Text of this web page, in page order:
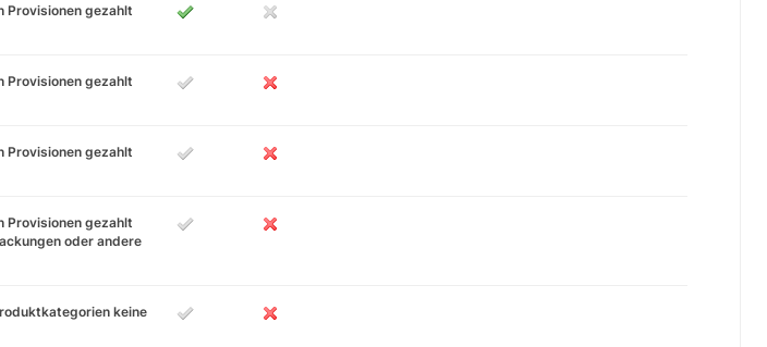
Provisionen gezahlt
Provisionen gezahlt
Provisionen gezahlt
Provisionen gezahlt
oder andere
keine